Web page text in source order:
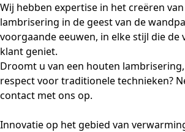
Wij hebben expertise in het creëren
lambrisering in de geest van de
voorgaande eeuwen, in elke stijl die de
klant geniet.
Droomt u van een houten
respect voor traditionele technieken?
contact met ons op.
Innovatie op het gebied van